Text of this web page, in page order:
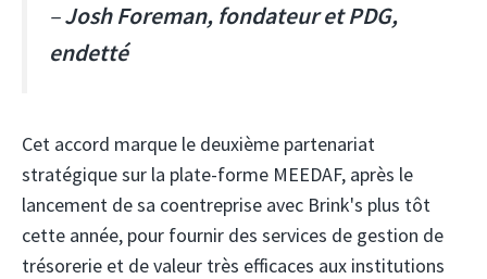
–Josh Foreman, fondateur et PDG,
endetté
Cet accord marque le deuxième partenariat
stratégique sur la plate-forme MEEDAF, après le
lancement de sa coentreprise avec Brink's plus tôt
cette année, pour fournir des services de gestion de
trésorerie et de valeur très efficaces aux institutions